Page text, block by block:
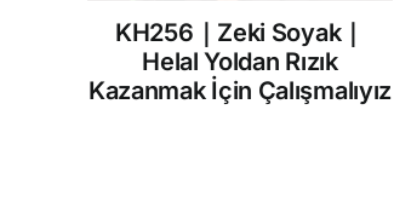
KH256｜Zeki Soyak｜
Helal Yoldan Rızık
Kazanmak İçin Çalışmalıyız